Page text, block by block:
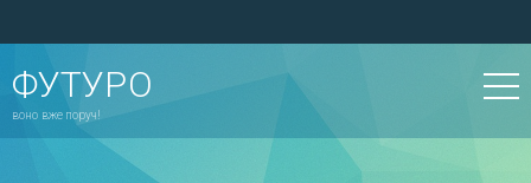
ФУТУРО
воно вже поруч!